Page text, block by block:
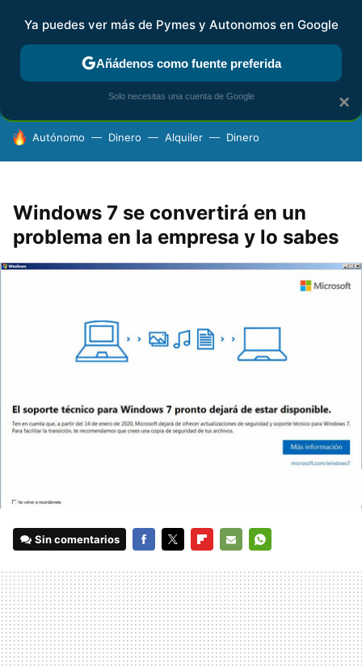
FISCALIDAD Y CONTABILIDAD KIT DIGITAL RENTA
HOY SE HABLA DE
Autónomo Dinero Alquiler Dinero
Windows 7 se convertirá en un
problema en la empresa y lo sabes
Sin comentarios
MAIL
×
Ya puedes ver más de Pymes y Autonomos en Google
Añádenos como fuente preferida
Solo necesitas una cuenta de Google